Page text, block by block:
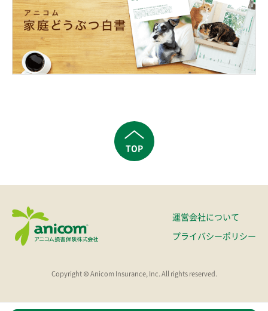
TOP
運営会社について
プライバシーポリシー
Copyright © Anicom Insurance, Inc. All rights reserved.